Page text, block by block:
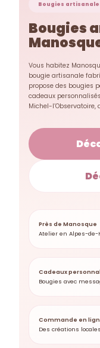
Bougies
Bougies
Vous habitez
bougie artisanale
propose des bougies
cadeaux
Michel-
Près de Manosque
Atelier en Alpes-de-
Cadeaux
Bougies avec
Commande en
Des créations